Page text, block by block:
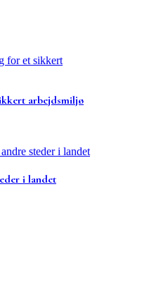
arbejdsmiljø
i landet